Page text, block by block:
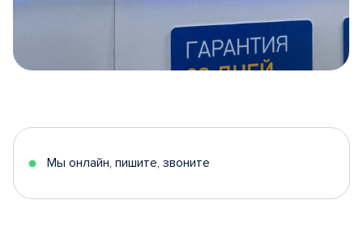
5
Мы онлайн, пишите, звоните